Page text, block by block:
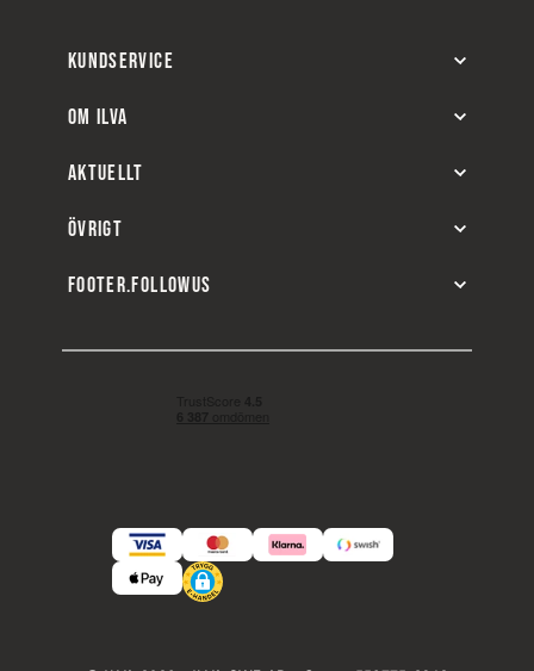
KUNDSERVICE
OM ILVA
AKTUELLT
ÖVRIGT
FOOTER.FOLLOWUS